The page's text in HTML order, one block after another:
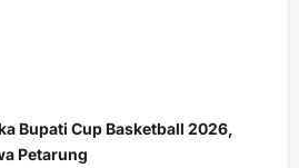
Bupati Cup Basketball 2026,
Petarung